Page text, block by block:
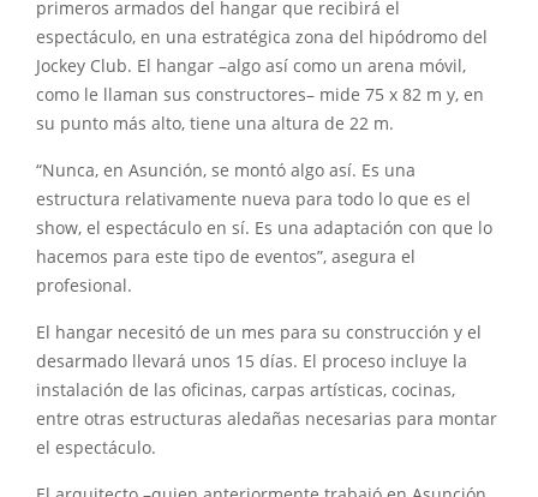
primeros armados del hangar que recibirá el
espectáculo, en una estratégica zona del hipódromo del
Jockey Club. El hangar –algo así como un arena móvil,
como le llaman sus constructores– mide 75 x 82 m y, en
su punto más alto, tiene una altura de 22 m.
“Nunca, en Asunción, se montó algo así. Es una
estructura relativamente nueva para todo lo que es el
show, el espectáculo en sí. Es una adaptación con que lo
hacemos para este tipo de eventos”, asegura el
profesional.
El hangar necesitó de un mes para su construcción y el
desarmado llevará unos 15 días. El proceso incluye la
instalación de las oficinas, carpas artísticas, cocinas,
entre otras estructuras aledañas necesarias para montar
el espectáculo.